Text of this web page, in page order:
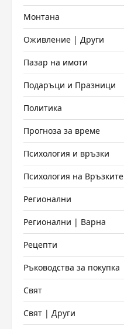
Монтана
Оживление | Други
Пазар на имоти
Подаръци и Празници
Политика
Прогноза за време
Психология и връзки
Психология на Връзките
Регионални
Регионални | Варна
Рецепти
Ръководства за покупка
Свят
Свят | Други